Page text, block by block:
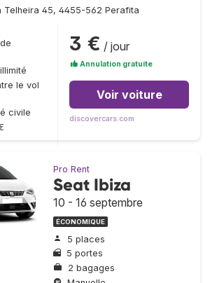
Telheira 45, 4455-562 Perafita
le vol
civile
3 € / jour
Annulation gratuite
Voir voiture
discovercars.com
Pro Rent
Seat Ibiza
10 - 16 septembre
ÉCONOMIQUE
5 places
5 portes
2 bagages